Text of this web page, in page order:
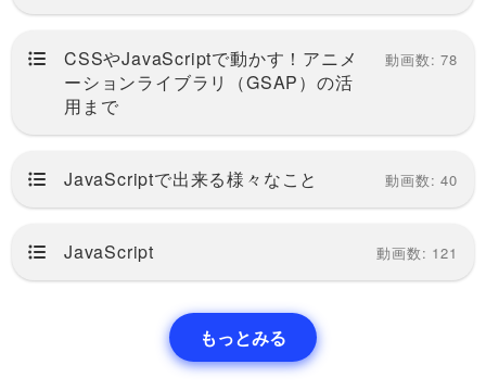
ラリ）の再生リストはこちら
https://factory-programming-mv.com/playlis
CSSやJavaScriptで動かす！アニメ
ーションライブラリ（GSAP）の活
用まで
動画数: 78
JavaScriptで出来る様々なこと 動画数: 40
JavaScript 動画数: 121
もっとみる